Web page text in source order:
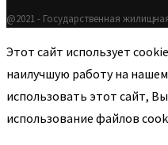
@2021 - Государственная
Этот сайт использует
наилучшую работу на
использовать этот сайт,
использование файлов